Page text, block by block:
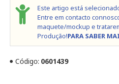
Este artigo está
Entre em contacto
maquete/mockup e
Produção!PARA SABER
Código: 0601439